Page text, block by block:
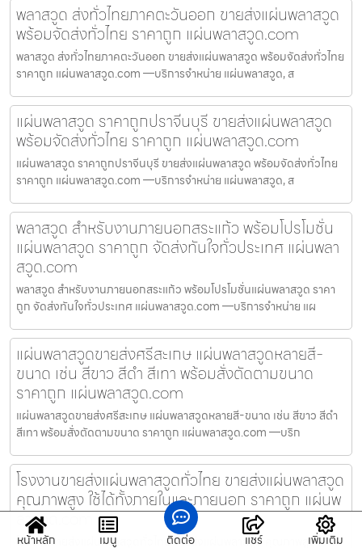
พลาสวูด ส่งทั่วไทยภาคตะวันออก ขายส่งแผ่นพลาสวูด
พร้อมจัดส่งทั่วไทย ราคาถูก แผ่นพลาสวูด.com
พลาสวูด ส่งทั่วไทยภาคตะวันออก ขายส่งแผ่นพลาสวูด พร้อมจัดส่งทั่วไทย
ราคาถูก แผ่นพลาสวูด.com —บริการจำหน่าย แผ่นพลาสวูด, ส
แผ่นพลาสวูด ราคาถูกปราจีนบุรี ขายส่งแผ่นพลาสวูด
พร้อมจัดส่งทั่วไทย ราคาถูก แผ่นพลาสวูด.com
แผ่นพลาสวูด ราคาถูกปราจีนบุรี ขายส่งแผ่นพลาสวูด พร้อมจัดส่งทั่วไทย
ราคาถูก แผ่นพลาสวูด.com —บริการจำหน่าย แผ่นพลาสวูด, ส
พลาสวูด สำหรับงานภายนอกสระแก้ว พร้อมโปรโมชั่น
แผ่นพลาสวูด ราคาถูก จัดส่งทันใจทั่วประเทศ แผ่นพลา
สวูด.com
พลาสวูด สำหรับงานภายนอกสระแก้ว พร้อมโปรโมชั่นแผ่นพลาสวูด ราคา
ถูก จัดส่งทันใจทั่วประเทศ แผ่นพลาสวูด.com —บริการจำหน่าย แผ
แผ่นพลาสวูดขายส่งศรีสะเกษ แผ่นพลาสวูดหลายสี-
ขนาด เช่น สีขาว สีดำ สีเทา พร้อมสั่งตัดตามขนาด
ราคาถูก แผ่นพลาสวูด.com
แผ่นพลาสวูดขายส่งศรีสะเกษ แผ่นพลาสวูดหลายสี-ขนาด เช่น สีขาว สีดำ
สีเทา พร้อมสั่งตัดตามขนาด ราคาถูก แผ่นพลาสวูด.com —บริก
โรงงานขายส่งแผ่นพลาสวูดทั่วไทย ขายส่งแผ่นพลาสวูด
คุณภาพสูง ใช้ได้ทั้งภายในและภายนอก ราคาถูก แผ่นพ
ลาสวูด.com
โรงงานขายส่งแผ่นพลาสวูดทั่วไทย ขายส่งแผ่นพลาสวูด คุณภาพสูง ใช้ได้
หน้าหลัก เมนู ติดต่อ แชร์ เพิ่มเติม